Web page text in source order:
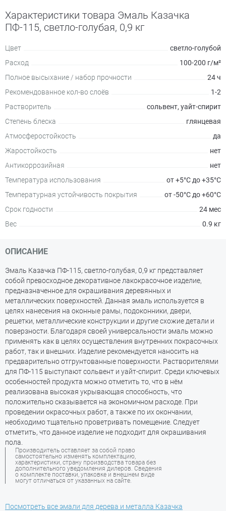
Характеристики товара Эмаль Казачка
ПФ-115, светло-голубая, 0,9 кг
Цвет
светло-голубой
Расход
100-200 г/м²
Полное высыхание / набор прочности
24 ч
Рекомендованное кол-во слоёв
1-2
Растворитель
сольвент, уайт-спирит
Степень блеска
глянцевая
Атмосферостойкость
да
Жаростойкость
нет
Антикоррозийная
нет
Температура использования
от +5°С до +35°С
Температурная устойчивость покрытия
от -50°С до +60°С
Срок годности
24 мес
Вес
0.9 кг
ОПИСАНИЕ
Эмаль Казачка ПФ-115, светло-голубая, 0,9 кг представляет
собой превосходное декоративное лакокрасочное изделие,
предназначенное для окрашивания деревянных и
металлических поверхностей. Данная эмаль используется в
целях нанесения на оконные рамы, подоконники, двери,
решетки, металлические конструкции и другие схожие детали и
поверзности. Благодаря своей универсальности эмаль можно
применять как в целях осуществления внутренних покрасочных
работ, так и внешних. Изделие рекомендуется наносить на
предварительно отгрунтованные поверхности. Растворителями
для ПФ-115 выступают сольвент и уайт-спирит. Среди ключевых
особенностей продукта можно отметить то, что в нём
реализована высокая укрывающая способность, что
положительно сказывается на экономичном расходе. При
проведении окрасочных работ, а также по их окончании,
необходимо тщательно проветривать помещение. Следует
отметить, что данное изделие не подходит для окрашивания
пола.
Производитель оставляет за собой право
самостоятельно изменять комплектацию,
характеристики, страну производства товара без
дополнительного уведомления дилеров. Сведения
о комплекте поставки, упаковке и внешнем виде
могут отличаться от указанных на сайте.
Посмотреть все эмали для дерева и металла Казачка